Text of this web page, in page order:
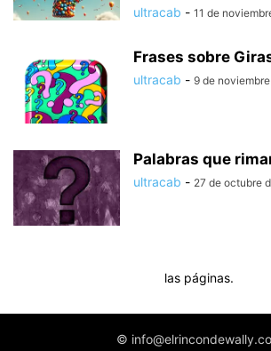
ultracab - 11 de
Frases sobre
ultracab - 9 de
Palabras que
ultracab - 27 de octubre
las páginas.
©